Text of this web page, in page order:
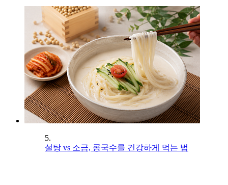
5.
설탕 vs 소금, 콩국수를 건강하게 먹는 법